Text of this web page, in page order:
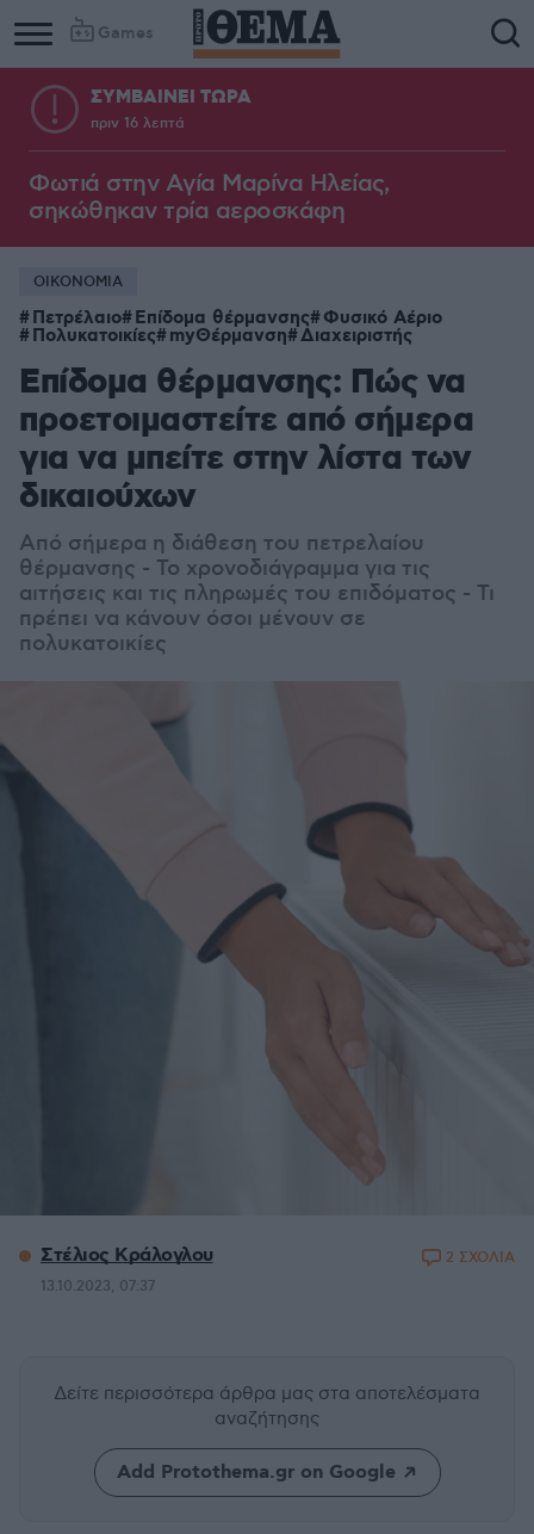
Games
ΣΥΜΒΑΙΝΕΙ ΤΩΡΑ
πριν 16 λεπτά
Φωτιά στην Aγία Μαρίνα Ηλείας,
σηκώθηκαν τρία αεροσκάφη
ΟΙΚΟΝΟΜΙΑ
Πετρέλαιο Επίδομα θέρμανσης Φυσικό Αέριο
Πολυκατοικίες myΘέρμανση Διαχειριστής
Επίδομα θέρμανσης: Πώς να
προετοιμαστείτε από σήμερα
για να μπείτε στην λίστα των
δικαιούχων
Από σήμερα η διάθεση του πετρελαίου
θέρμανσης - Το χρονοδιάγραμμα για τις
αιτήσεις και τις πληρωμές του επιδόματος - Τι
πρέπει να κάνουν όσοι μένουν σε
πολυκατοικίες
Στέλιος Κράλογλου
13.10.2023, 07:37
2 ΣΧΟΛΙΑ
Δείτε περισσότερα άρθρα μας στα αποτελέσματα
αναζήτησης
Add Protothema.gr on Google